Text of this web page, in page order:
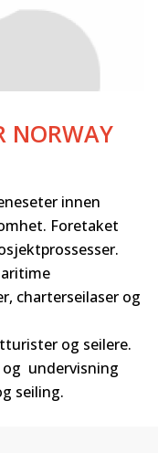
NORWAY
innen
Foretaket
charterseilaser og
og seilere.
undervisning
seiling.